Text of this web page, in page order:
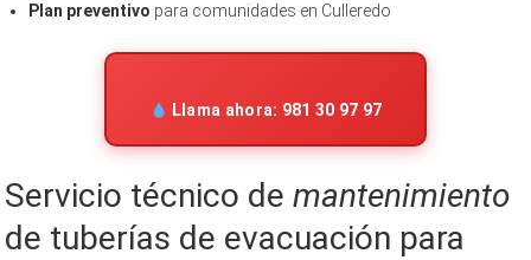
Plan preventivo para comunidades en Culleredo
Llama ahora: 981 30 97 97
Servicio técnico demantenimiento
de tuberías de evacuación para